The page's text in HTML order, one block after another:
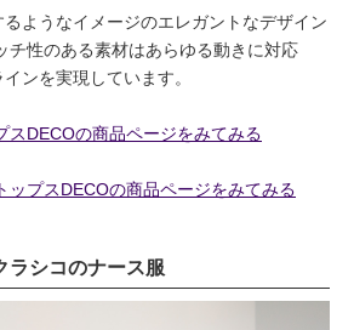
ようなイメージのエレガントなデザイン
チ性のある素材はあらゆる動きに対応
ンを実現しています。
スDECOの商品ページをみてみる
ップスDECOの商品ページをみてみる
ラシコのナース服